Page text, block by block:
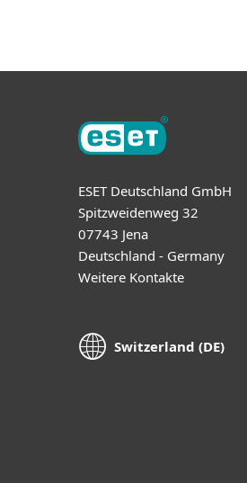
ESET Deutschland GmbH
Spitzweidenweg 32
07743 Jena
Deutschland - Germany
Weitere Kontakte
Switzerland (DE)